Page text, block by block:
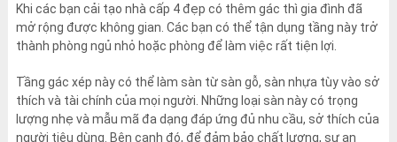
Khi các bạn cải tạo nhà cấp 4 đẹp có thêm gác thì gia đình đã
mở rộng được không gian. Các bạn có thể tận dụng tầng này trở
thành phòng ngủ nhỏ hoặc phòng để làm việc rất tiện lợi.
Tầng gác xép này có thể làm sàn từ sàn gỗ, sàn nhựa tùy vào sở
thích và tài chính của mọi người. Những loại sàn này có trọng
lượng nhẹ và mẫu mã đa dạng đáp ứng đủ nhu cầu, sở thích của
người tiêu dùng. Bên cạnh đó, để đảm bảo chất lượng, sự an